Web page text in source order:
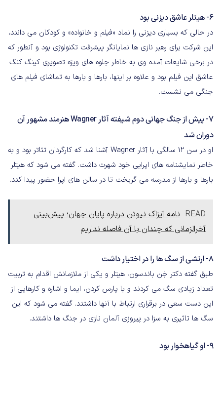
6- هیتلر عاشق دیزنی بود
در حالی که بسیاری دیزنی را نماد «فیلم و خانواده» و کودکان می دانند،
این شرکت برای رهبر نازی ها نمایانگر پیشرفت تکنولوژی بود و آنطور که
در برخی شایعات آمده وی به خاطر جلوه های ویژه تصویری کینگ کنگ
عاشق این فیلم بود و علاوه بر اینها، بارها و بارها به تماشای فیلم های
جنگی می نشست.
7- پیش از جنگ جهانی دوم شیفته آثار Wagner هنرمند مشهور آن
دوران شد
او در سن 12 سالگی با آثار Wagner آشنا شد که کارگردان تئاتر بود و به
خاطر نمایشنامه های اپرایی خود شهرت داشت. گفته می شود که هیتلر
بارها و بارها از مدرسه می گریخت تا در سالن های اپرا حضور پیدا کند.
READ نامه آیزاک نیوتن درباره پایان جهان؛ پیش‌بینی
آخرالزمانی که چندان با آن فاصله نداریم
8- ارتشی از سگ ها را در اختیار داشت
طبق گفته دکتر جَن باندسون، هیتلر و یکی از ملازمانش اقدام به تربیت
تعداد زیادی سگ می کردند و با پارس کردن، ایما و اشاره و کارهایی از
این دست سعی در برقراری ارتباط با آنها داشتند. گفته می شود که این
سگ ها تاثیری به سزا در پیروزی آلمان نازی در جنگ ها داشتند.
9- او گیاهخوار بود